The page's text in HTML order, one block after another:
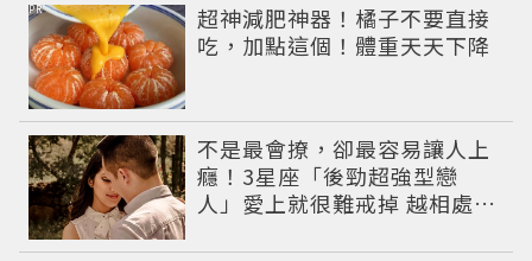
超神減肥神器！橘子不要直接
吃，加點這個！體重天天下降
PR
不是最會撩，卻最容易讓人上
癮！3星座「後勁超強型戀
人」愛上就很難戒掉 越相處越